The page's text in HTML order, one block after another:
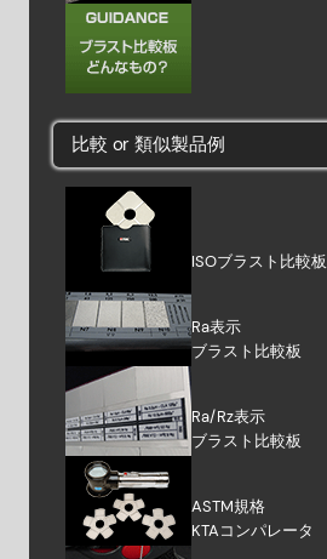
比較 or 類似製品例
ISOブラスト比較板
Ra表示
ブラスト比較板
Ra/Rz表示
ブラスト比較板
ASTM規格
KTAコンパレータ